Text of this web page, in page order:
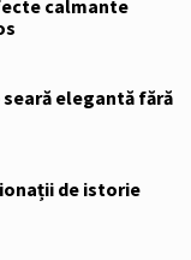
calmante
elegantă fără
de istorie